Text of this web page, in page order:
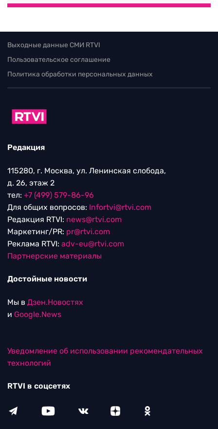
Выходные данные СМИ RTVI
Пользовательское соглашение
Политика обработки персональных данных
Редакция
115280, г. Москва, ул. Ленинская слобода,
д. 26, этаж 2
тел: +7 (499) 579-86-96
Для общих вопросов: Infortvi@rtvi.com
Редакция RTVI: news@rtvi.com
Маркетинг/PR: pr@rtvi.com
Реклама RTVI: adv-eu@rtvi.com
Партнерские материалы
Достойные новости
Мы в Дзен.Новостях
и Google.News
Уведомление об использовании рекомендательных
технологий
RTVI в соцсетях